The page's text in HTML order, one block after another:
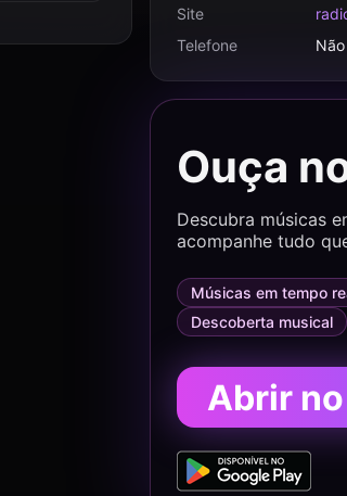
Site
Telefone
Ouça
Descubra músicas
acompanhe tudo
Músicas em tempo
Descoberta musical
Abrir